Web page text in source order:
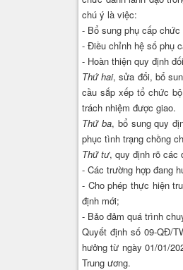
chú ý là việc:
- Bổ sung phụ cấp
- Điều chỉnh hệ số phụ
- Hoàn thiện quy định
Thứ hai, sửa đổi, bổ
cầu sắp xếp tổ chức
trách nhiệm được giao.
Thứ ba, bổ sung quy
phục tình trạng chồng
Thứ tư, quy định rõ các
- Các trường hợp đang
- Cho phép thực hiện
định mới;
- Bảo đảm quá trình
Quyết định số 09-QĐ/
hưởng từ ngày 01/01/
Trung ương.